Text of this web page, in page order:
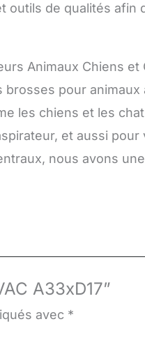
de qualités afin
Animaux Chiens et
pour
les chiens et les
et aussi
nous avons
A33xD17”
avec *